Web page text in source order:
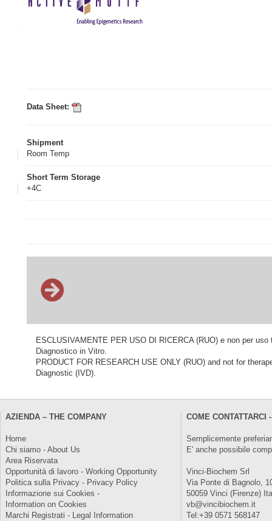
Data Sheet:
Shipment
Room Temp
Short Term Storage
+4C
ESCLUSIVAMENTE PER USO DI RICERCA (RUO) e non per
Diagnostico in Vitro.
PRODUCT FOR RESEARCH USE ONLY (RUO) and not for
Diagnostic (IVD).
AZIENDA – THE COMPANY
Home
Chi siamo - About Us
Area Riservata
Opportunità di lavoro - Working Opportunity
Politica sulla Privacy - Privacy Policy
Informazione sui Cookies -
Information on Cookies
Marchi Registrati - Legal Information
COME CONTATTARCI
Semplicemente
E' anche possibile
Vinci-Biochem Srl
Via Ponte di Bagnolo,
50059 Vinci (Firenze)
vb@vincibiochem.it
Tel:+39 0571 568147